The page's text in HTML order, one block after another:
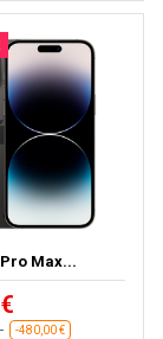
Max...
-480,00 €